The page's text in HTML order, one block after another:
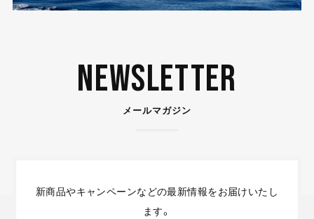
Newsletter
メールマガジン
新商品やキャンペーンなどの最新情報をお届けいたし
ます。